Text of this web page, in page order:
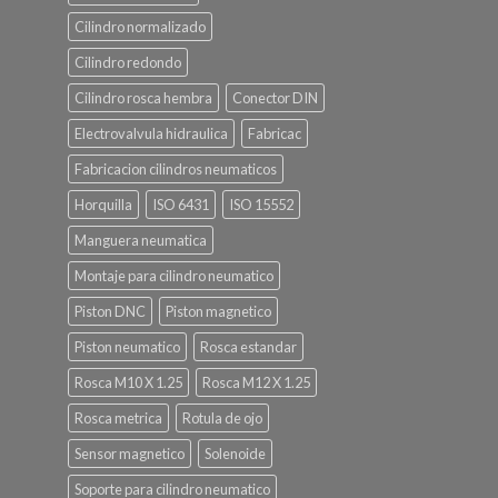
Cilindro normalizado
Cilindro redondo
Cilindro rosca hembra
Conector DIN
Electrovalvula hidraulica
Fabricac
Fabricacion cilindros neumaticos
Horquilla
ISO 6431
ISO 15552
Manguera neumatica
Montaje para cilindro neumatico
Piston DNC
Piston magnetico
Piston neumatico
Rosca estandar
Rosca M10 X 1.25
Rosca M12 X 1.25
Rosca metrica
Rotula de ojo
Sensor magnetico
Solenoide
Soporte para cilindro neumatico